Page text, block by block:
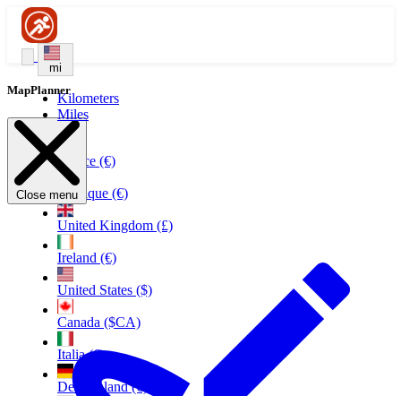
mi
Kilometers
Miles
France (€)
Belgique (€)
United Kingdom (£)
Ireland (€)
United States ($)
Canada ($CA)
Italia (€)
Deutschland (€)
MapPlanner
Close menu